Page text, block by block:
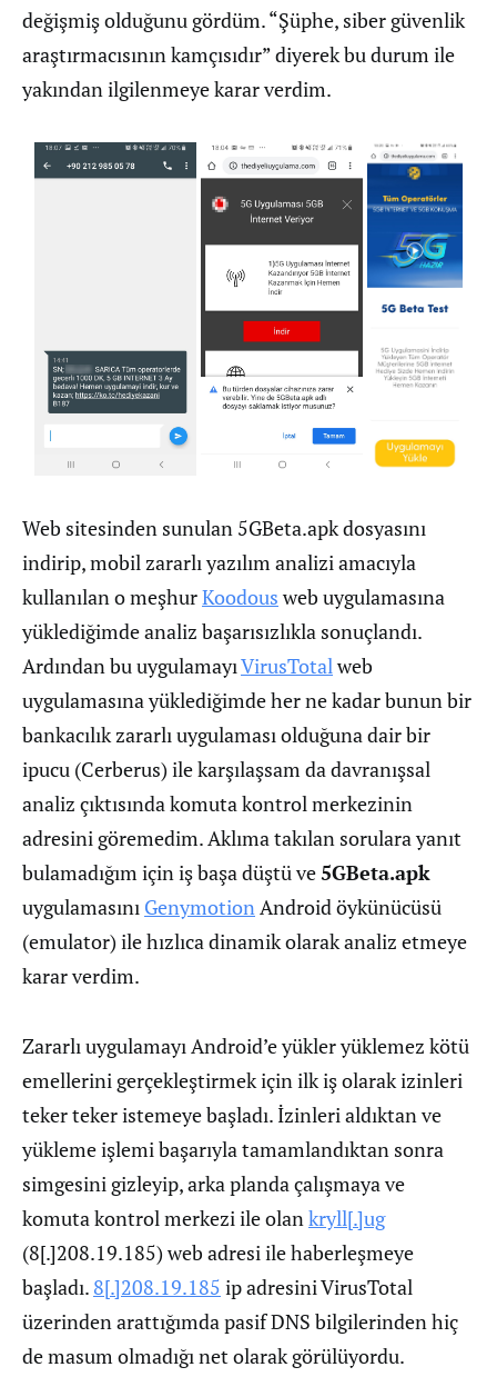
değişmiş olduğunu gördüm. “Şüphe, siber güvenlik
araştırmacısının kamçısıdır” diyerek bu durum ile
yakından ilgilenmeye karar verdim.
Web sitesinden sunulan 5GBeta.apk dosyasını
indirip, mobil zararlı yazılım analizi amacıyla
kullanılan o meşhurKoodous web uygulamasına
yüklediğimde analiz başarısızlıkla sonuçlandı.
Ardından bu uygulamayıVirusTotalweb
uygulamasına yüklediğimde her ne kadar bunun bir
bankacılık zararlı uygulaması olduğuna dair bir
ipucu (Cerberus) ile karşılaşsam da davranışsal
analiz çıktısında komuta kontrol merkezinin
adresini göremedim. Aklıma takılan sorulara yanıt
bulamadığım için iş başa düştü ve5GBeta.apk
uygulamasını GenymotionAndroid öykünücüsü
(emulator) ile hızlıca dinamik olarak analiz etmeye
karar verdim.
Zararlı uygulamayı Android’e yükler yüklemez kötü
emellerini gerçekleştirmek için ilk iş olarak izinleri
teker teker istemeye başladı. İzinleri aldıktan ve
yükleme işlemi başarıyla tamamlandıktan sonra
simgesini gizleyip, arka planda çalışmaya ve
komuta kontrol merkezi ile olankryll[.]ug
(8[.]208.19.185) web adresi ile haberleşmeye
başladı. 8[.]208.19.185 ip adresini VirusTotal
üzerinden arattığımda pasif DNS bilgilerinden hiç
de masum olmadığı net olarak görülüyordu.